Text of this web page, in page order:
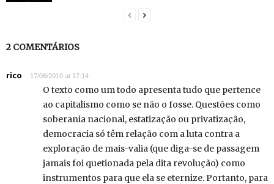
2 COMENTÁRIOS
rico 17/06/2010 at 17:14
O texto como um todo apresenta tudo que pertence
ao capitalismo como se não o fosse. Questões como
soberania nacional, estatização ou privatização,
democracia só têm relação com a luta contra a
exploração de mais-valia (que diga-se de passagem
jamais foi quetionada pela dita revolução) como
instrumentos para que ela se eternize. Portanto, para